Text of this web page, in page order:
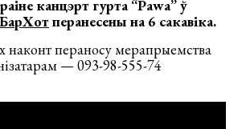
канцэрт гурта “Pawa” ў
БарХот перанесены на 6 сакавіка.
наконт пераносу мерапрыемства
— 093-98-555-74